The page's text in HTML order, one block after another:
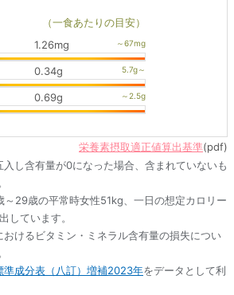
（一食あたりの目安）
1.26mg
0.34g
0.69g
栄養素摂取適正値算出基準(pdf)
し含有量が0になった場合、含まれていないも
～29歳の平常時女性51kg、一日の想定カロリー
しています。
けるビタミン・ミネラル含有量の損失につい
準成分表（八訂）増補2023年をデータとして利